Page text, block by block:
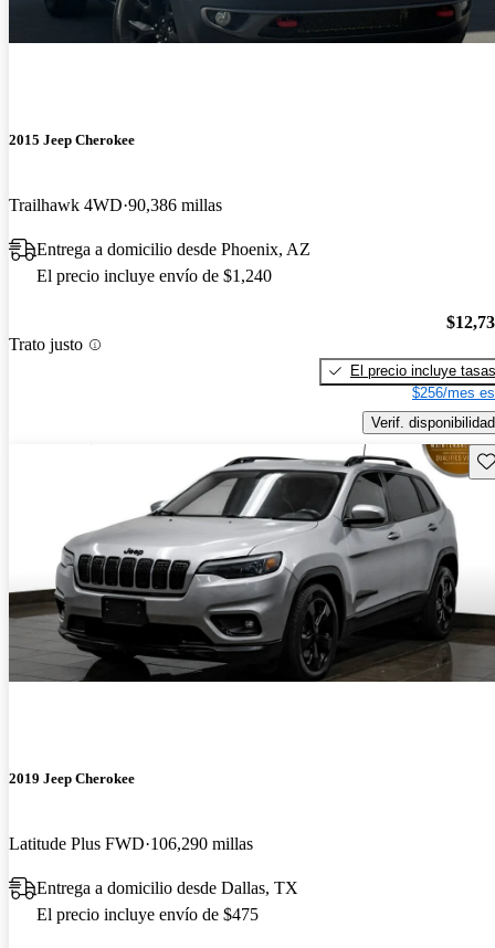
2015 Jeep Cherokee
Trailhawk 4WD 90,386 millas
Entrega a domicilio desde Phoenix, AZ
El precio incluye envío de $1,240
Trato justo
El precio incluye tasas
$256/mes
Verif. disponibilidad
2019 Jeep Cherokee
Latitude Plus FWD 106,290 millas
Entrega a domicilio desde Dallas, TX
El precio incluye envío de $475